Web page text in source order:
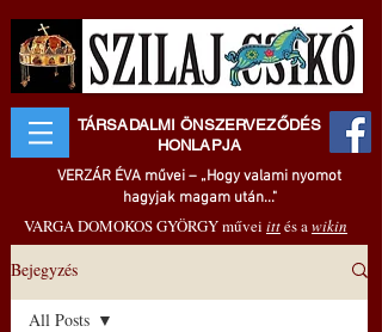
TÁRSADALMI ÖNSZERVEZŐDÉS
HONLAPJA
VERZÁR ÉVA művei – „Hogy valami nyomot
hagyjak magam után..."
VARGA DOMOKOS GYÖRGY művei ittés awikin
Bejegyzés
All Posts